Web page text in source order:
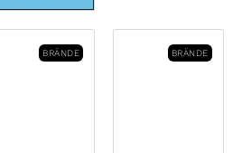
BRÄNDE BRÄNDE